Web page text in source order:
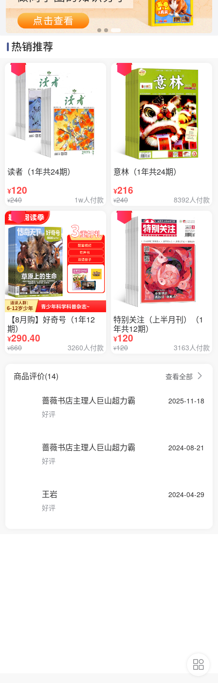
读者（1年共24期）
¥120
¥240 1w人付款
意林（1年共24期）
¥216
¥240 8392人付款
【8月购】好奇号（1年12
期）
¥290.40
¥660 3260人付款
特别关注（上半月刊）（1
年共12期）
¥120
¥120 3163人付款
商品评价(14) 查看全部
蔷薇书店主理人巨山超力霸
好评
2025-11-18
蔷薇书店主理人巨山超力霸
好评
2024-08-21
王岩
好评
2024-04-29